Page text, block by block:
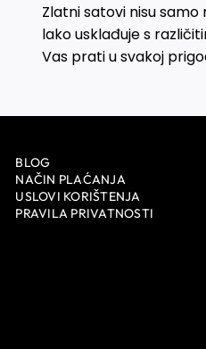
Zlatni satovi nisu
lako usklađuje s
Vas prati u svakoj
BLOG
NAČIN PLAĆANJA
USLOVI KORIŠTENJA
PRAVILA PRIVATNOSTI